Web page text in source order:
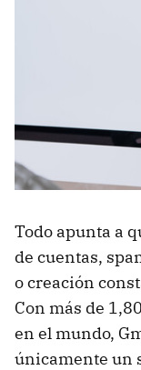
Todo apunta a
de cuentas,
o creación
Con más de
en el mundo,
únicamente un